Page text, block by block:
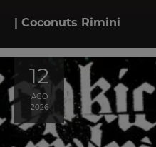
| Coconuts Rimini
12
AGO
2026